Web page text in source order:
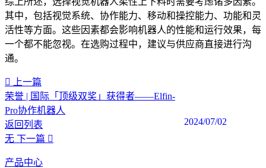
其中，包括视觉系统、协作能力、移动和操控能力、功能和灵
活性等方面。这些因素都会影响机器人的性能和运行效果，每
一个都不能忽视。在选购过程中，建议与供应商直接进行沟
通。‍
上一篇
荣誉 | 国际「顶级双奖」获得者——Elfin-
Pro协作机器人
2024/07/02
返回列表
无 下一篇
产品中心